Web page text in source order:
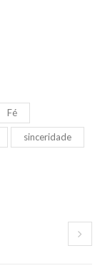
Fé
sinceridade